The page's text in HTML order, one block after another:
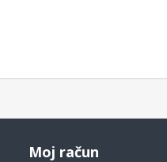
Moj račun